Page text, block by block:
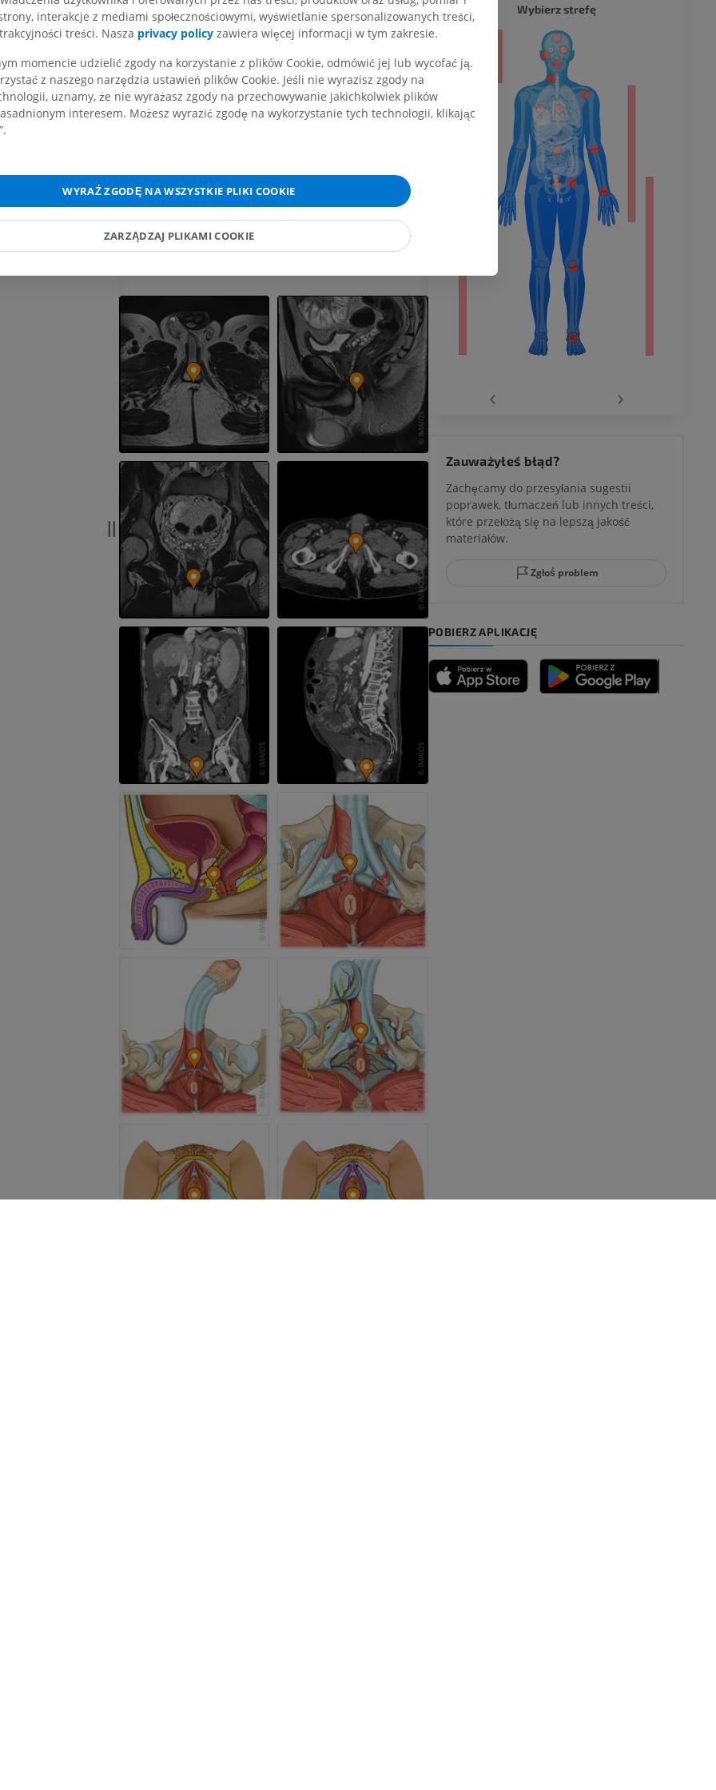
Głębokie mięśnie poprzeczne krocza
ZGŁOŚ
Wikipedia: The free encyclopedia. (2004, July 22). FL: Wikimedia
Foundation, Inc. Retrieved August 10, 2004, from
GÓRNA
RM
PREMIUM
RM obojczyka
RM nadgarstka
RM
RTG kończyny górnej
Kończyna górna
Arteriografia kończyny
Projekt Obrazowanie
KOŃCZYNA DOLNA
Ilustracje
PREMIUM
RTG kończyny dolnej
RM kończyny dolnej
RM
RM
PREMIUM
Obraz MRI stawu
kolanowego
PREMIUM
Artrografia TK kolana
RM kostki i kości stępu
RM
PREMIUM
RM przodostopia
RM
PREMIUM
Obraz CTA kończyny dolnej
PREMIUM
Tętnice i kości nogi
ZA DARMO
Arteriografia kończyny
dolnej
Angiografia
ZA DARMO
Wybierz strefę
‹ ›
Zauważyłeś błąd?
Zachęcamy do przesyłania sugestii
poprawek, tłumaczeń lub innych treści,
które przełożą się na lepszą jakość
materiałów.
Zgłoś problem
POBIERZ APLIKACJĘ
interakcje z mediami społecznościowymi, wyświetlanie spersonalizowanych treści,
treści. Nasza privacy policy zawiera więcej informacji w tym zakresie.
momencie udzielić zgody na korzystanie z plików Cookie, odmówić jej lub wycofać ją.
z naszego narzędzia ustawień plików Cookie. Jeśli nie wyrazisz zgody na
uznamy, że nie wyrażasz zgody na przechowywanie jakichkolwiek plików
interesem. Możesz wyrazić zgodę na wykorzystanie tych technologii, klikając
WYRAŹ ZGODĘ NA WSZYSTKIE PLIKI COOKIE
ZARZĄDZAJ PLIKAMI COOKIE